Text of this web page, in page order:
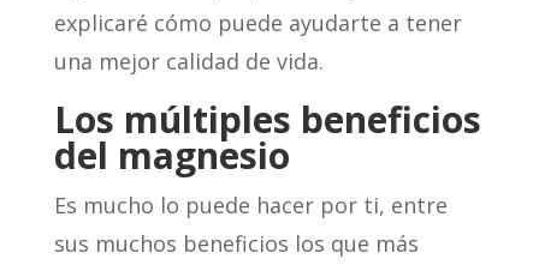
explicaré cómo puede ayudarte a tener
una mejor calidad de vida.
Los múltiples beneficios
del magnesio
Es mucho lo puede hacer por ti, entre
sus muchos beneficios los que más